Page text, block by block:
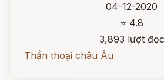
04-12-2020
⭐ 4.8
3,893 lượt đọc
Thần thoại châu Âu